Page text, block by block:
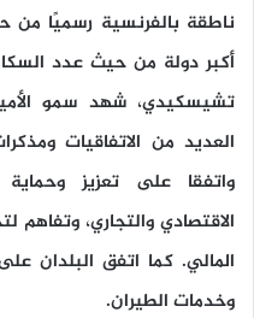
ناطقة بالفرنسية رسميًا من
أكبر دولة من حيث عدد
تشيسكيدي، شهد سمو
العديد من الاتفاقيات
واتفقا على تعزيز وحماية
الاقتصادي والتجاري، وتفاهم
المالي. كما اتفق البلدان
وخدمات الطيران.